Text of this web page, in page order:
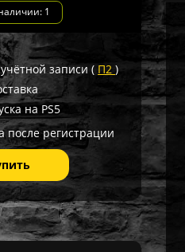
1
записи ( П2)
на PS5
после регистрации